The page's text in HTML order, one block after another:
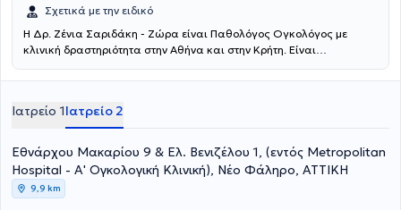
Σχετικά με την ειδικό
Η Δρ. Ζένια Σαριδάκη - Ζώρα είναι Παθολόγος Ογκολόγος με
κλινική δραστηριότητα στην Αθήνα και στην Κρήτη. Είναι
στο Νέο Φάληρο και Επιστημονική Υπεύθυνη του Ογκολογικού
Ιδιωτικής Κλινικής «Ασκληπιείον Κρήτης» στο Ηράκλειο Κρήτης.
Αποφοίτησε από την Ιατρική Σχολή του Πανεπιστημίου Κρήτης,
ειδικεύτηκε στην Παθολογική Ογκολογία και είναι Διδάκτωρ της
ίδιας Σχολής. Έχει μετεκπαιδευτεί στο University of Oxford και στο
Katholieke Universiteit Leuven, όπου εργάστηκε ως μεταδιδακτορική
ερευνήτρια στο Center for Human Genetics και στο Department of
Ιατρείο 1Ιατρείο 2
Εθνάρχου Μακαρίου 9 & Ελ. Βενιζέλου 1, (εντός Metropolitan
Hospital - Α' Ογκολογική Κλινική), Νέο Φάληρο, ΑΤΤΙΚΗ
9,9 km